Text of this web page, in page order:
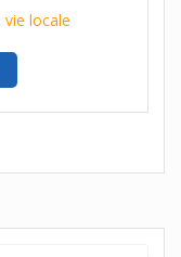
vie locale